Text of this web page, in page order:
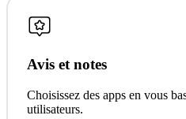
Avis et notes
Choisissez des apps en vous
utilisateurs.